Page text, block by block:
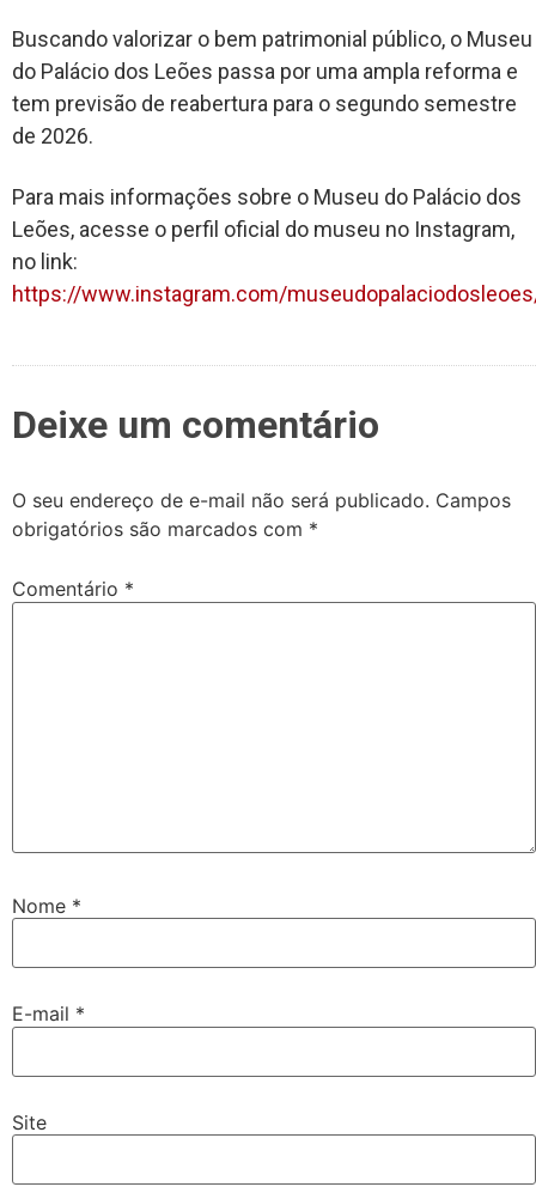
Buscando valorizar o bem patrimonial público, o Museu
do Palácio dos Leões passa por uma ampla reforma e
tem previsão de reabertura para o segundo semestre
de 2026.
Para mais informações sobre o Museu do Palácio dos
Leões, acesse o perfil oficial do museu no Instagram,
no link:
https://www.instagram.com/
Deixe um comentário
O seu endereço de e-mail não será publicado. Campos
obrigatórios são marcados com *
Comentário *
Nome *
E-mail *
Site